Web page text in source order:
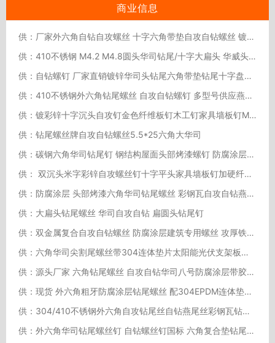
商业信息
供：厂家外六角自钻自攻螺丝 十字六角带垫自攻自钻螺丝 镀锌钻尾螺丝
供：410不锈钢 M4.2 M4.8圆头华司钻尾/十字大扁头 华威头/自攻自钻
供：自钻螺钉 厂家直销镀锌华司头钻尾六角带垫钻尾十字盘头十字沉头
供：410不锈钢外六角钻尾螺丝 自攻自钻螺钉 多型号供应燕尾螺丝钉
供：镀彩锌十字沉头自攻钉金色纤维板钉木工钉家具墙板钉M3M3.5M4M5
供：钻尾螺丝牌自攻自钻螺丝5.5*25六角大华司
供：碳钢六角华司钻尾钉 钢结构屋面头部烤漆螺钉 防腐涂层燕尾螺丝
供： 双沉头米字彩锌自攻螺丝钉十字平头家具墙板钉加硬纤维板 钉罗丝钉
供：防腐涂层 头部烤漆六角华司钻尾螺丝 彩钢瓦自攻自钻燕尾螺丝钉
供：大扁头钻尾螺丝 华司自攻自钻 扁圆头钻尾钉
供：双金属复合自攻自钻螺丝 防腐涂层建筑专用螺丝 攻厚铁板钻尾钉
供：六角华司尖割尾螺丝带304连体垫片太阳能光伏支架板安装木螺丝
供：源头厂家 六角钻尾螺丝 自攻自钻华司八号防腐涂层带胶垫螺丝
供：现货 外六角粗牙防腐涂层钻尾螺丝 配304EPDM连体垫片钻尾燕尾丝
供：304/410不锈钢外六角自攻钻尾丝自钻燕尾丝彩钢瓦钻尾 螺丝钉M6.3
供：外六角华司钻尾螺丝钉 自钻螺丝钉国标 六角复合垫钻尾螺丝